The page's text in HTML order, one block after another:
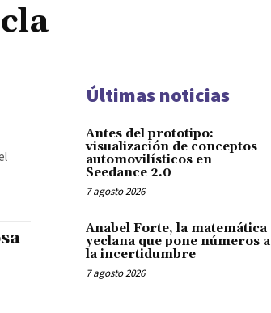
Últimas noticias
Antes del prototipo:
visualización de conceptos
automovilísticos en
Seedance 2.0
7 agosto 2026
Anabel Forte, la matemática
yeclana que pone números a
la incertidumbre
7 agosto 2026